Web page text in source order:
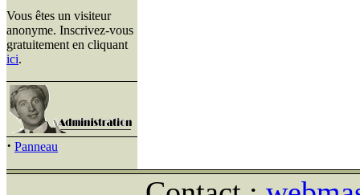
Vous êtes un visiteur
anonyme. Inscrivez-vous
gratuitement en cliquant
ici.
· Panneau